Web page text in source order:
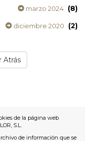
marzo 2024 (8)
diciembre 2020 (2)
Atrás
de la página web
S.L.
de información que se